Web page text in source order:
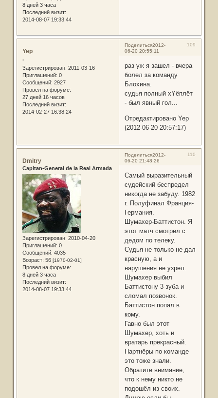
8 дней 3 часа
Последний визит:
2014-08-07 19:33:44
Поделиться 109
2012-
06-20 20:55:11
Yep
.
Зарегистрирован: 2011-03-16
Приглашений: 0
Сообщений: 2927
Провел на форуме:
27 дней 16 часов
Последний визит:
2014-02-27 16:38:24
раз уж я зашел - вчера
болел за команду
Блохина.
судья полный хYёплёт
- был явный гол...
Отредактировано Yep
(2012-06-20 20:57:17)
Поделиться 110
2012-
06-20 21:48:26
Dmitry
Capitan-General de la Real Armada
Зарегистрирован: 2010-04-20
Приглашений: 0
Сообщений: 4035
Возраст: 56 [1970-02-01]
Провел на форуме:
8 дней 3 часа
Последний визит:
2014-08-07 19:33:44
Самый выразительный
судейский беспредел
никогда не забуду. 1982
г. Полуфинал Франция-
Германия.
Шумахер-Баттистон. Я
этот матч смотрел с
дедом по телеку.
Судья не только не дал
красную, а и
нарушения не узрел.
Шумахер выбил
Баттистону 3 зуба и
сломал позвонок.
Баттистон попал в
кому.
Гавно был этот
Шумахер, хоть и
вратарь прекрасный.
Партнёры по команде
это тоже знали.
Обратите внимание,
что к нему никто не
подошёл из своих.